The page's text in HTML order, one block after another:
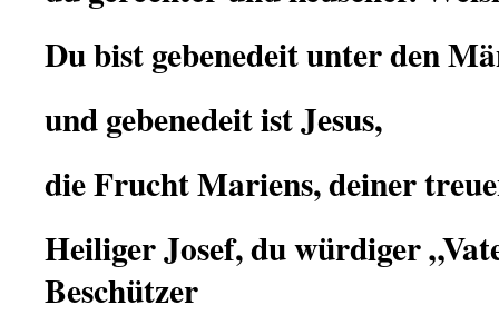
Du bist gebenedeit unter den
und gebenedeit ist Jesus,
die Frucht Mariens, deiner
Heiliger Josef, du würdiger
Beschützer